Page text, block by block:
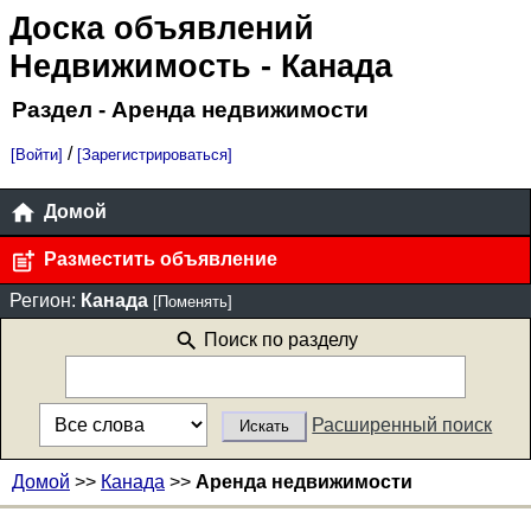
Доска объявлений
Недвижимость - Канада
Раздел - Аренда недвижимости
[Войти] / [Зарегистрироваться]
Домой
Разместить объявление
Регион: Канада [Поменять]
Поиск по разделу
Расширенный поиск
Домой >> Канада >> Аренда недвижимости